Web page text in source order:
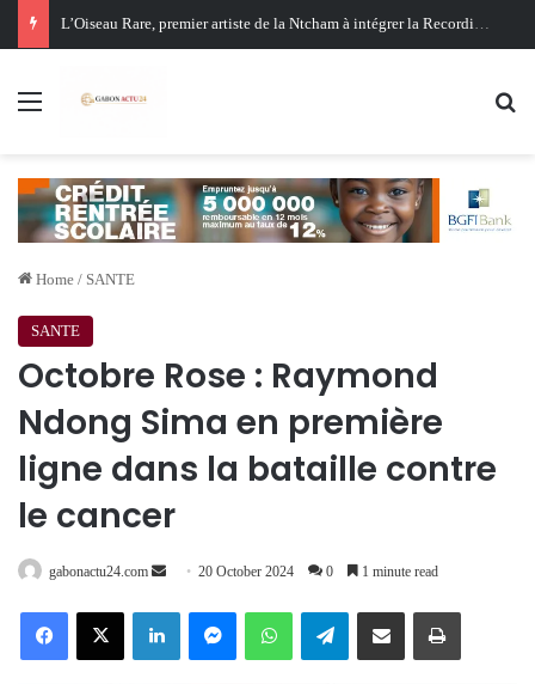
Oligui Nguema au Ghana : Libreville mise sur Accra pour renforcer sa stratégie diplomatique et économique
Menu
Home / SANTE
SANTE
Octobre Rose : Raymond
Ndong Sima en première
ligne dans la bataille contre
le cancer
gabonactu24.com
Send 20 October 2024 0 1 minute read
FacebookX LinkedInMessengerWhatsAppTelegramShare via Email Print